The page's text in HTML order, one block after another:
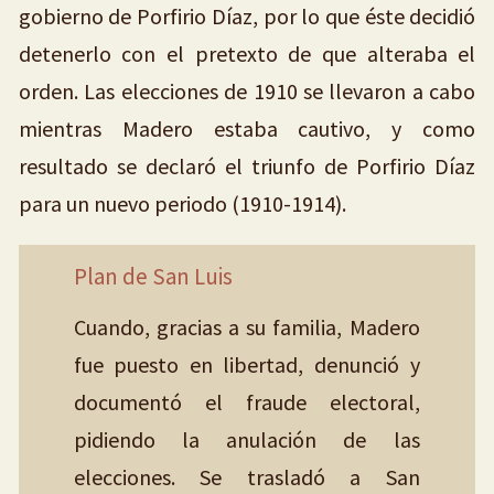
gobierno de Porfirio Díaz, por lo que éste decidió
detenerlo con el pretexto de que alteraba el
orden. Las elecciones de 1910 se llevaron a cabo
mientras Madero estaba cautivo, y como
resultado se declaró el triunfo de Porfirio Díaz
para un nuevo periodo (1910-1914).
Plan de San Luis
Cuando, gracias a su familia, Madero
fue puesto en libertad, denunció y
documentó el fraude electoral,
pidiendo la anulación de las
elecciones. Se trasladó a San